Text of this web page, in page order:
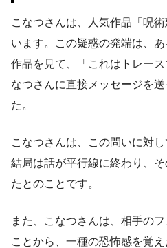
こなつさんは、人気作品「呪
います。この疑惑の発端は、
作品を見て、「これはトレー
なつさんに直接メッセージを
た。
こなつさんは、この問いに対
結局は話が平行線に終わり、
たとのことです。
また、こなつさんは、相手の
ことから、一種の恐怖感を覚